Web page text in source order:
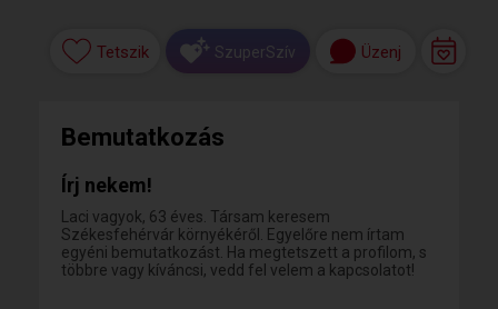
Tetszik SzuperSzív Üzenj
Bemutatkozás
Írj nekem!
Laci vagyok, 63 éves. Társam keresem
Székesfehérvár környékéről. Egyelőre nem írtam
egyéni bemutatkozást. Ha megtetszett a profilom, s
többre vagy kíváncsi, vedd fel velem a kapcsolatot!